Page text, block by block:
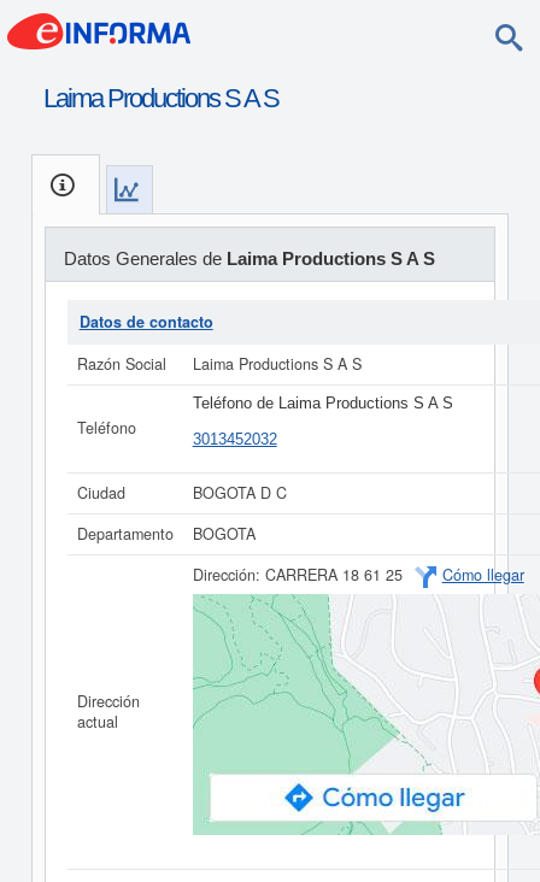
Laima Productions S A S
Datos Generales de Laima Productions S A S
Datos de contacto
Razón Social
Laima Productions S A S
Teléfono
Teléfono de Laima Productions S A S
3013452032
Ciudad
BOGOTA D C
Departamento
BOGOTA
Dirección
actual
Dirección: CARRERA 18 61 25 Cómo llegar